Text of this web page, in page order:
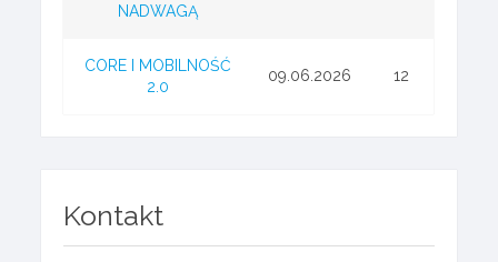
NADWAGĄ
CORE I MOBILNOŚĆ
2.0
09.06.2026 12
Kontakt